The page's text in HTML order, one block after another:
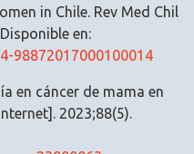
in Chile. Rev Med Chil
en:
98872017000100014
en cáncer de mama en
2023;88(5).